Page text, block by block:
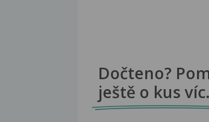
Dočteno?
ještě o kus víc.